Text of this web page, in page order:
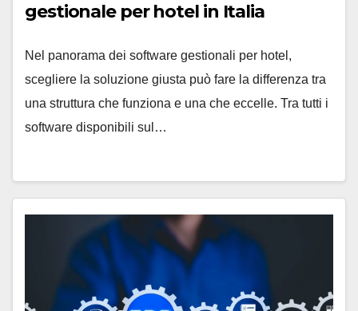
gestionale per hotel in Italia
Nel panorama dei software gestionali per hotel,
scegliere la soluzione giusta può fare la differenza tra
una struttura che funziona e una che eccelle. Tra tutti i
software disponibili sul…